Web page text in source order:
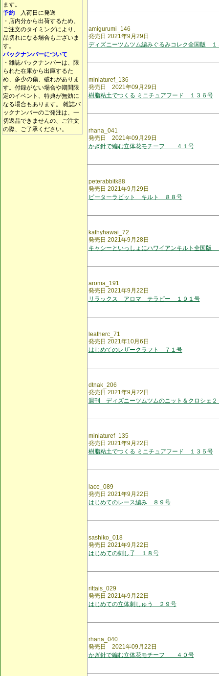
ます。
予約 入荷日に発送
・店内分から出荷するため、
ご注文のタイミングにより、
品切れになる場合もございま
す。
バックナンバーについて
・雑誌バックナンバーは、限
られた在庫から出庫するた
め、多少の傷、破れがありま
す。付録がない場合や期間限
定のイベント、特典が無効に
なる場合もあります。 雑誌バ
ックナンバーのご発注は、一
切返品できませんの、ご注文
の際、ご了承ください。
amigurumi_146
発売日 2021年9月29日
ディズニーツムツム編みぐるみコレク全国版 １
miniaturef_136
発売日 2021年09月29日
樹脂粘土でつくる ミニチュアフード １３６号
rhana_041
発売日 2021年09月29日
かぎ針で編む立体花モチーフ ４１号
peterabbitk88
発売日 2021年9月29日
ピーターラビット キルト ８８号
kathyhawai_72
発売日 2021年9月28日
キャシーといっしょにハワイアンキルト全国版
aroma_191
発売日 2021年9月22日
リラックス アロマ テラピー １９１号
leatherc_71
発売日 2021年10月6日
はじめてのレザークラフト ７１号
dtnak_206
発売日 2021年9月22日
週刊 ディズニーツムツムのニット＆クロシェ２
miniaturef_135
発売日 2021年9月22日
樹脂粘土でつくる ミニチュアフード １３５号
lace_089
発売日 2021年9月22日
はじめてのレース編み ８９号
sashiko_018
発売日 2021年9月22日
はじめての刺し子 １８号
rittais_029
発売日 2021年9月22日
はじめての立体刺しゅう ２９号
rhana_040
発売日 2021年09月22日
かぎ針で編む立体花モチーフ ４０号